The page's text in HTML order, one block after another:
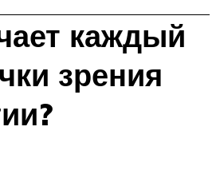
каждый
зрения